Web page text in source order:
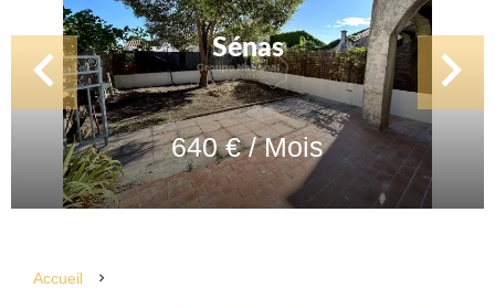
Sénas
640 € / Mois
Accueil